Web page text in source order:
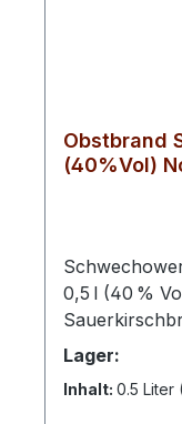
Obstbrand
(40%Vol)
0,5 l (40 %
Charakter.
das kräftige
Lager:
Inhalt: 0.5 Liter